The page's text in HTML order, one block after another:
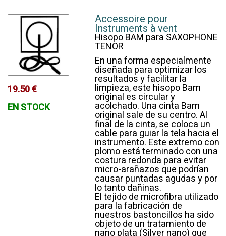
19.50 €
EN STOCK
Accessoire pour
Instruments à vent
Hisopo BAM para SAXOPHONE
TENOR
En una forma especialmente
diseñada para optimizar los
resultados y facilitar la
limpieza, este hisopo Bam
original es circular y
acolchado. Una cinta Bam
original sale de su centro. Al
final de la cinta, se coloca un
cable para guiar la tela hacia el
instrumento. Este extremo con
plomo está terminado con una
costura redonda para evitar
micro-arañazos que podrían
causar puntadas agudas y por
lo tanto dañinas.
El tejido de microfibra utilizado
para la fabricación de
nuestros bastoncillos ha sido
objeto de un tratamiento de
nano plata (Silver nano) que